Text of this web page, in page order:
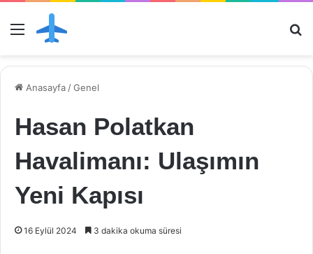
Menü
Anasayfa /Genel
Hasan Polatkan
Havalimanı: Ulaşımın
Yeni Kapısı
16 Eylül 2024 3 dakika okuma süresi